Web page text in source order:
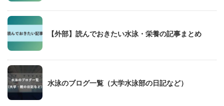
【外部】読んでおきたい水泳・栄養の記事まとめ
水泳のブログ一覧（大学水泳部の日記など）